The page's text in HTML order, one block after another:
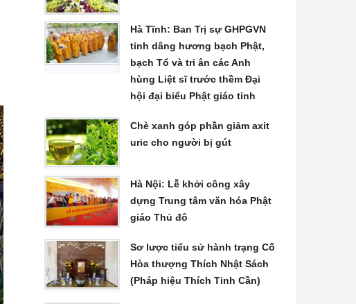
Hà Tĩnh: Ban Trị sự GHPGVN
tỉnh dâng hương bạch Phật,
bạch Tổ và tri ân các Anh
hùng Liệt sĩ trước thềm Đại
hội đại biểu Phật giáo tỉnh
Chè xanh góp phần giảm axit
uric cho người bị gút
Hà Nội: Lễ khởi công xây
dựng Trung tâm văn hóa Phật
giáo Thủ đô
Sơ lược tiểu sử hành trạng Cố
Hòa thượng Thích Nhật Sách
(Pháp hiệu Thích Tinh Cần)